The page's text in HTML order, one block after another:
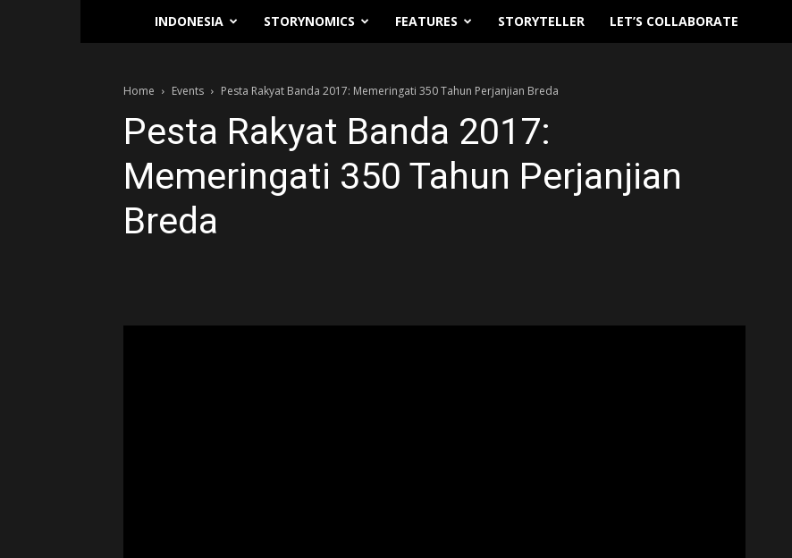
Traverse.id
INDONESIA STORYNOMICS FEATURES STORYTELLER LET’S COLLABORATE
Home Events Pesta Rakyat Banda 2017: Memeringati 350 Tahun Perjanjian Breda
Pesta Rakyat Banda 2017:
Memeringati 350 Tahun Perjanjian
Breda